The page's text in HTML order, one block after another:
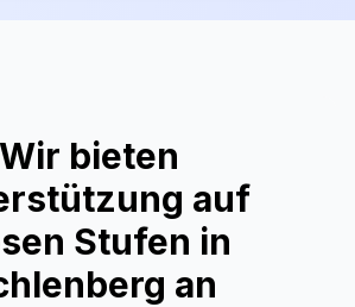
Wir bieten
auf
Stufen in
an